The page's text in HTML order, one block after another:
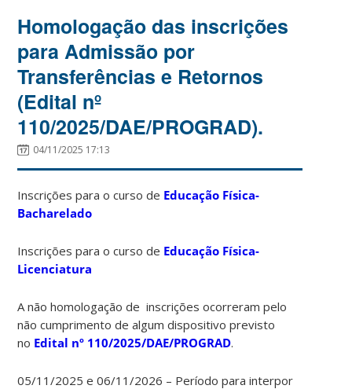
Homologação das inscrições
para Admissão por
Transferências e Retornos
(Edital nº
110/2025/DAE/PROGRAD).
04/11/2025 17:13
Inscrições para o curso de Educação Física-
Bacharelado
Inscrições para o curso de Educação Física-
Licenciatura
A não homologação de inscrições ocorreram pelo
não cumprimento de algum dispositivo previsto
no Edital nº 110/2025/DAE/PROGRAD.
05/11/2025 e 06/11/2026 – Período para interpor